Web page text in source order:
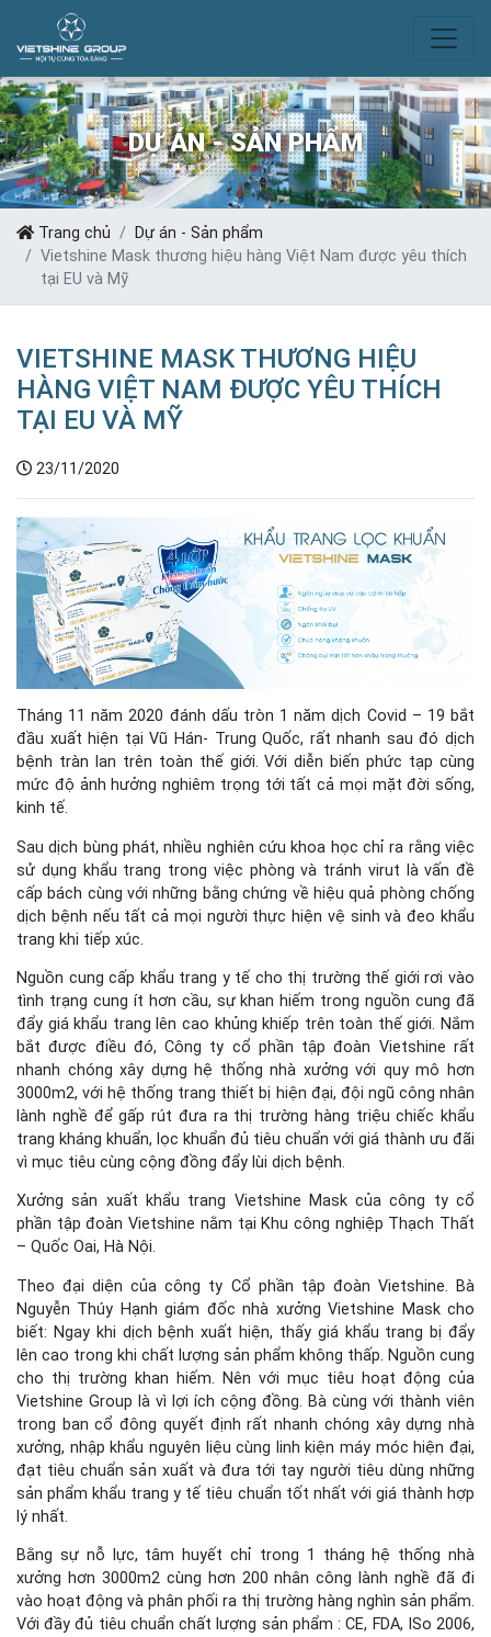
DỰ ÁN - SẢN PHẨM
Trang chủ
Dự án - Sản phẩm
Vietshine Mask thương hiệu hàng Việt Nam được yêu thích
tại EU và Mỹ
VIETSHINE MASK THƯƠNG HIỆU
HÀNG VIỆT NAM ĐƯỢC YÊU THÍCH
TẠI EU VÀ MỸ
23/11/2020
Tháng 11 năm 2020 đánh dấu tròn 1 năm dịch Covid – 19 bắt
đầu xuất hiện tại Vũ Hán- Trung Quốc, rất nhanh sau đó dịch
bệnh tràn lan trên toàn thế giới. Với diễn biến phức tạp cùng
mức độ ảnh hưởng nghiêm trọng tới tất cả mọi mặt đời sống,
kinh tế.
Sau dịch bùng phát, nhiều nghiên cứu khoa học chỉ ra rằng việc
sử dụng khẩu trang trong việc phòng và tránh virut là vấn đề
cấp bách cùng với những bằng chứng về hiệu quả phòng chống
dịch bệnh nếu tất cả mọi người thực hiện vệ sinh và đeo khẩu
trang khi tiếp xúc.
Nguồn cung cấp khẩu trang y tế cho thị trường thế giới rơi vào
tình trạng cung ít hơn cầu, sự khan hiếm trong nguồn cung đã
đẩy giá khẩu trang lên cao khủng khiếp trên toàn thế giới. Nắm
bắt được điều đó, Công ty cổ phần tập đoàn Vietshine rất
nhanh chóng xây dựng hệ thống nhà xưởng với quy mô hơn
3000m2, với hệ thống trang thiết bị hiện đại, đội ngũ công nhân
lành nghề để gấp rút đưa ra thị trường hàng triệu chiếc khẩu
trang kháng khuẩn, lọc khuẩn đủ tiêu chuẩn với giá thành ưu đãi
vì mục tiêu cùng cộng đồng đẩy lùi dịch bệnh.
Xưởng sản xuất khẩu trang Vietshine Mask của công ty cổ
phần tập đoàn Vietshine nằm tại Khu công nghiệp Thạch Thất
– Quốc Oai, Hà Nội.
Theo đại diện của công ty Cổ phần tập đoàn Vietshine. Bà
Nguyễn Thúy Hạnh giám đốc nhà xưởng Vietshine Mask cho
biết: Ngay khi dịch bệnh xuất hiện, thấy giá khẩu trang bị đẩy
lên cao trong khi chất lượng sản phẩm không thấp. Nguồn cung
cho thị trường khan hiếm. Nên với mục tiêu hoạt động của
Vietshine Group là vì lợi ích cộng đồng. Bà cùng với thành viên
trong ban cổ đông quyết định rất nhanh chóng xây dựng nhà
xưởng, nhập khẩu nguyên liệu cùng linh kiện máy móc hiện đại,
đạt tiêu chuẩn sản xuất và đưa tới tay người tiêu dùng những
sản phẩm khẩu trang y tế tiêu chuẩn tốt nhất với giá thành hợp
lý nhất.
Bằng sự nỗ lực, tâm huyết chỉ trong 1 tháng hệ thống nhà
xưởng hơn 3000m2 cùng hơn 200 nhân công lành nghề đã đi
vào hoạt động và phân phối ra thị trường hàng nghìn sản phẩm.
Với đầy đủ tiêu chuẩn chất lượng sản phẩm : CE, FDA, ISo 2006,